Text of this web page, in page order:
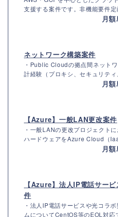
支援する案件です。非機能要件
月
ネットワーク構築案件
・Public Cloudの拠点間ネット
計経験（プロキシ、セキュリテ
月
【Azure】一般LAN更改案件
・一般LANの更改プロジェクト
ハードウェアをAzure Cloud（
月
【Azure】法人IP電話サー
件
・法人IP電話サービスや光コラ
ムについてCentOS等のEOL対